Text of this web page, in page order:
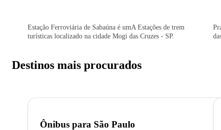
Estação Ferroviária de Sabaúna é umA Estações de trem
turísticas localizado na cidade Mogi das Cruzes - SP.
Destinos mais procurados
Ônibus para São Paulo